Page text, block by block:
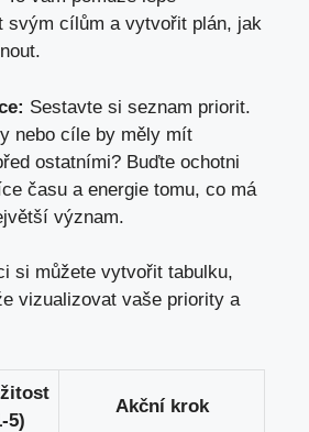
svým cílům a vytvořit plán, jak
Sestavte si seznam priorit.
nebo cíle by měly mít
ostatními? Buďte ochotni
času a energie tomu, co má
význam.
si můžete vytvořit tabulku,
vizualizovat vaše priority a
5)
Akční krok